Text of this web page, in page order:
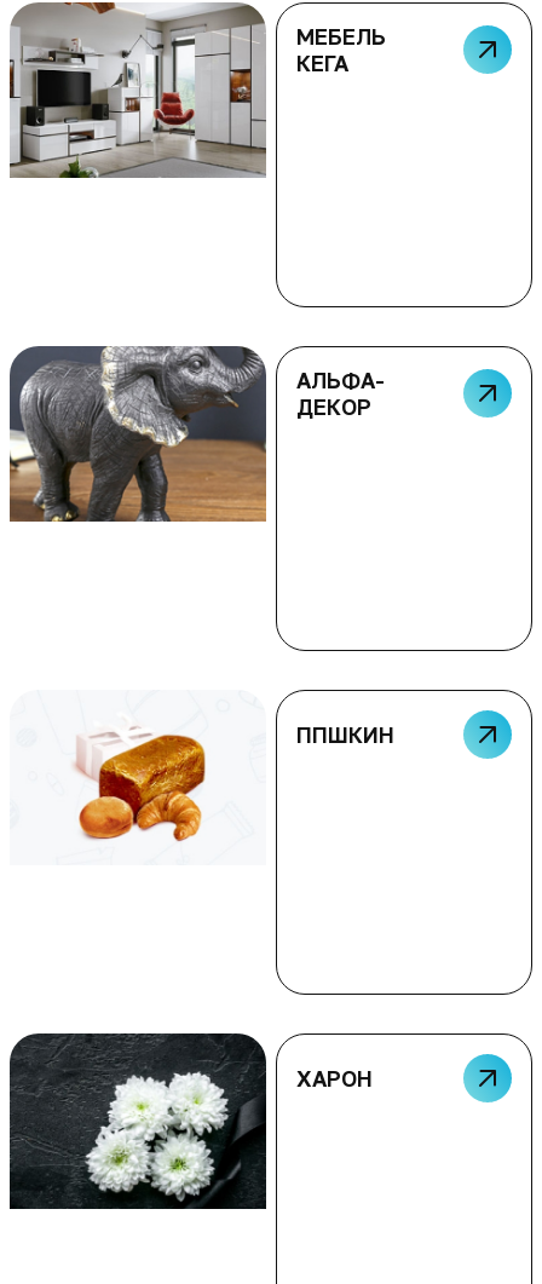
МЕБЕЛЬ
КЕГА
АЛЬФА-
ДЕКОР
ППШКИН
ХАРОН